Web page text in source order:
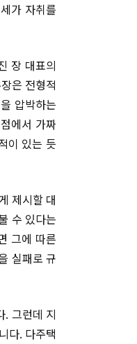
가 자취를
장 대표의
은 전형적
압박하는
에서 가짜
이 있는 듯
제시할 대
수 있다는
그에 따른
실패로 규
. 그런데 지
다. 다주택